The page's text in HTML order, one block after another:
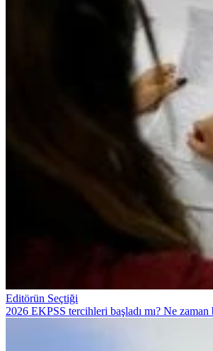
Editörün Seçtiği
2026 EKPSS tercihleri başladı mı? Ne zaman